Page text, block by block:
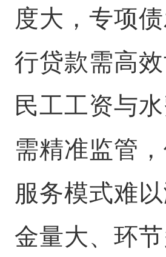
度大，专项
行贷款需高
民工工资与
需精准监管
服务模式难
金量大、环